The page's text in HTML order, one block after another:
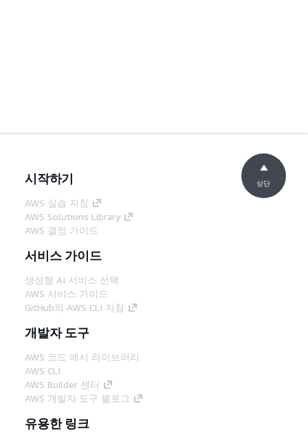
시작하기
AWS 실습 지침
AWS Solutions Library
AWS 결정 가이드
서비스 가이드
생성형 AI 서비스 선택
AWS 서비스 가이드
GitHub의 AWS CLI 지침
개발자 도구
AWS 코드 예시 라이브러리
AWS CLI
AWS Builder 센터
AWS 개발자 도구 블로그
유용한 링크
상단